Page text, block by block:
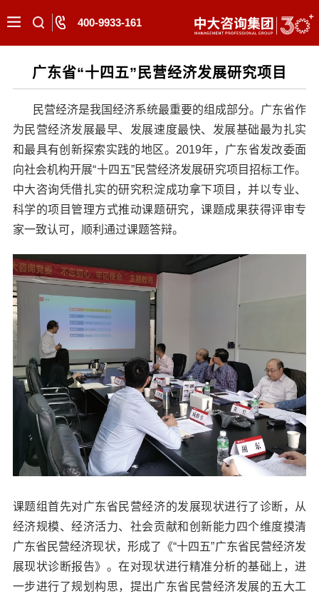
400-9933-161
广东省“十四五”民营经济发展研究项目
民营经济是我国经济系统最重要的组成部分。广东省作
为民营经济发展最早、发展速度最快、发展基础最为扎实
和最具有创新探索实践的地区。2019年，广东省发改委面
向社会机构开展“十四五”民营经济发展研究项目招标工作。
中大咨询凭借扎实的研究积淀成功拿下项目，并以专业、
科学的项目管理方式推动课题研究，课题成果获得评审专
家一致认可，顺利通过课题答辩。
课题组首先对广东省民营经济的发展现状进行了诊断，从
经济规模、经济活力、社会贡献和创新能力四个维度摸清
广东省民营经济现状，形成了《“十四五”广东省民营经济发
展现状诊断报告》。在对现状进行精准分析的基础上，进
一步进行了规划构思，提出广东省民营经济发展的五大工